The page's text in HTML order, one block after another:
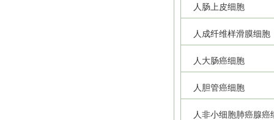
人肠上皮细胞
人成纤维样滑膜细胞
人大肠癌细胞
人胆管癌细胞
人非小细胞肺癌腺癌